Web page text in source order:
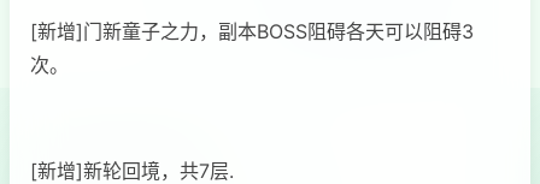
[新增]门新童子之力，副本BOSS阻碍各天可以阻碍3
次。
[新增]新轮回境，共7层.